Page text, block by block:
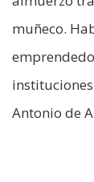
muñeco.
Antonio de